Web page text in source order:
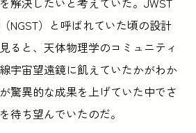
NGST）と呼ばれていた頃の設計
ると、天体物理学のコミュニティ
宇宙望遠鏡に飢えていたかがわか
驚異的な成果を上げていた中でさ
待ち望んでいたのだ。